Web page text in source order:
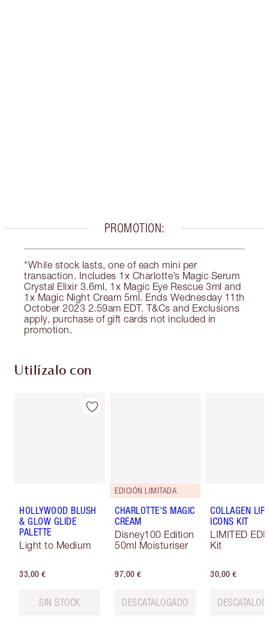
PROMOTION:
*While stock lasts, one of each mini per
transaction. Includes 1x Charlotte’s Magic Serum
Crystal Elixir 3.6ml, 1x Magic Eye Rescue 3ml and
1x Magic Night Cream 5ml. Ends Wednesday 11th
October 2023 2.59am EDT. T&Cs and Exclusions
apply, purchase of gift cards not included in
promotion.
Utilízalo con
HOLLYWOOD BLUSH
& GLOW GLIDE
PALETTE
Light to Medium
33,00 €
SIN STOCK
EDICIÓN LIMITADA
CHARLOTTE'S MAGIC
CREAM
Disney100 Edition
50ml Moisturiser
97,00 €
DESCATALOGADO
COLLAGEN LIP
ICONS KIT
LIMITED
Kit
30,00 €